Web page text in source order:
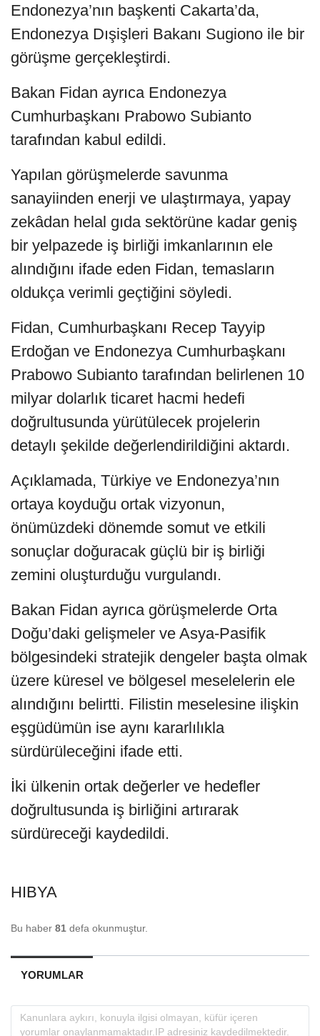
Endonezya’nın başkenti Cakarta’da,
Endonezya Dışişleri Bakanı Sugiono ile bir
görüşme gerçekleştirdi.
Bakan Fidan ayrıca Endonezya
Cumhurbaşkanı Prabowo Subianto
tarafından kabul edildi.
Yapılan görüşmelerde savunma
sanayiinden enerji ve ulaştırmaya, yapay
zekâdan helal gıda sektörüne kadar geniş
bir yelpazede iş birliği imkanlarının ele
alındığını ifade eden Fidan, temasların
oldukça verimli geçtiğini söyledi.
Fidan, Cumhurbaşkanı Recep Tayyip
Erdoğan ve Endonezya Cumhurbaşkanı
Prabowo Subianto tarafından belirlenen 10
milyar dolarlık ticaret hacmi hedefi
doğrultusunda yürütülecek projelerin
detaylı şekilde değerlendirildiğini aktardı.
Açıklamada, Türkiye ve Endonezya’nın
ortaya koyduğu ortak vizyonun,
önümüzdeki dönemde somut ve etkili
sonuçlar doğuracak güçlü bir iş birliği
zemini oluşturduğu vurgulandı.
Bakan Fidan ayrıca görüşmelerde Orta
Doğu’daki gelişmeler ve Asya-Pasifik
bölgesindeki stratejik dengeler başta olmak
üzere küresel ve bölgesel meselelerin ele
alındığını belirtti. Filistin meselesine ilişkin
eşgüdümün ise aynı kararlılıkla
sürdürüleceğini ifade etti.
İki ülkenin ortak değerler ve hedefler
doğrultusunda iş birliğini artırarak
sürdüreceği kaydedildi.
HIBYA
Bu haber 81 defa okunmuştur.
YORUMLAR